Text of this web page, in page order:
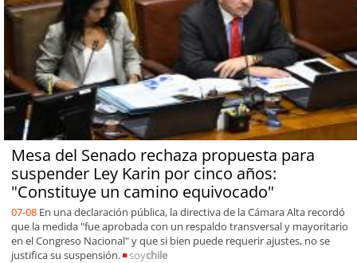
Mesa del Senado rechaza propuesta para
suspender Ley Karin por cinco años:
"Constituye un camino equivocado"
07-08 En una declaración pública, la directiva de la Cámara Alta recordó
que la medida "fue aprobada con un respaldo transversal y mayoritario
en el Congreso Nacional" y que si bien puede requerir ajustes, no se
justifica su suspensión.
soychile